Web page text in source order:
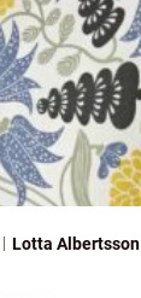
Lotta Albertsson